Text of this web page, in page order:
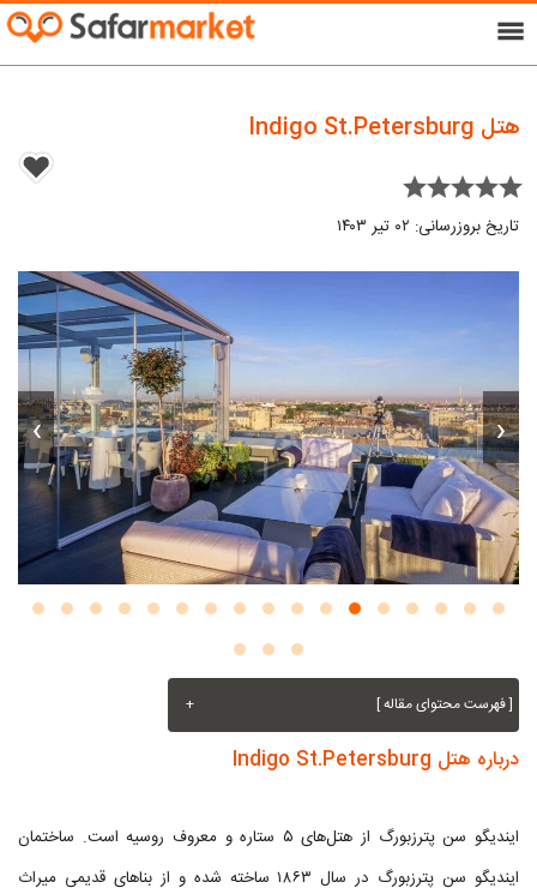
menu
هتل Indigo St.Petersburg
star star star star star
تاریخ بروزرسانی: ۰۲ تیر ۱۴۰۳
‹
›
[ فهرست محتوای مقاله ] +
درباره هتل Indigo St.Petersburg
ایندیگو سن پترزبورگ از هتل‌های ۵ ستاره و معروف روسیه است. ساختمان
ایندیگو سن پترزبورگ در سال ۱۸۶۳ ساخته شده و از بناهای قدیمی میراث